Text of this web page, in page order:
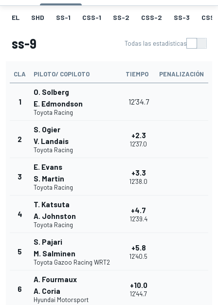
EL SHD SS-1 CSS-1 SS-2 CSS-2 SS-3
ss-9 Todas las estadísticas
CLA PILOTO/ COPILOTO TIEMPO PENALIZACIÓN
1
O. Solberg
E. Edmondson
Toyota Racing
12'34.7
2
S. Ogier
V. Landais
Toyota Racing
+2.3
12'37.0
3
E. Evans
S. Martin
Toyota Racing
+3.3
12'38.0
4
T. Katsuta
A. Johnston
Toyota Racing
+4.7
12'39.4
5
S. Pajari
M. Salminen
Toyota Gazoo Racing WRT2
+5.8
12'40.5
6
A. Fourmaux
A. Coria
Hyundai Motorsport
+10.0
12'44.7